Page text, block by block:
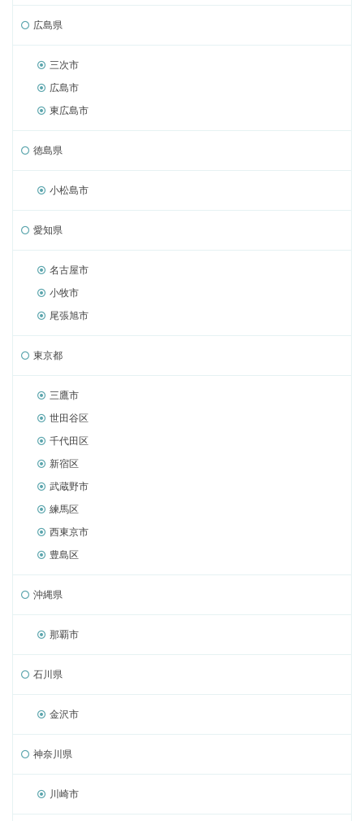
広島県
三次市
広島市
東広島市
徳島県
小松島市
愛知県
名古屋市
小牧市
尾張旭市
東京都
三鷹市
世田谷区
千代田区
新宿区
武蔵野市
練馬区
西東京市
豊島区
沖縄県
那覇市
石川県
金沢市
神奈川県
川崎市